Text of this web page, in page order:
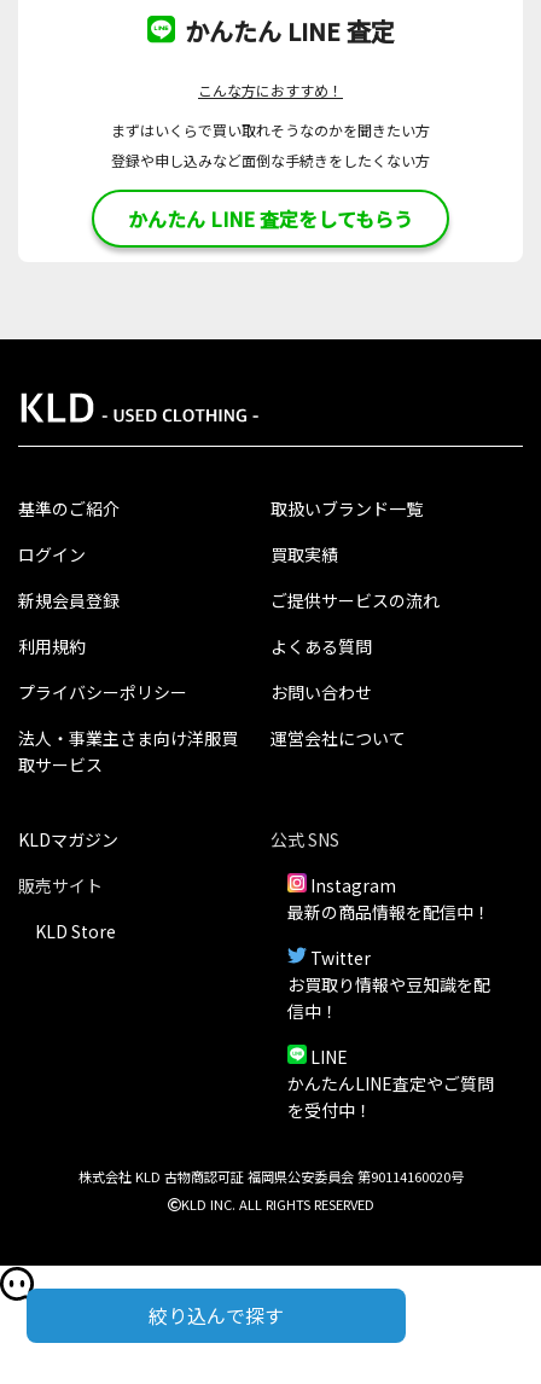
絞り込んで探す
かんたん LINE 査定
こんな方におすすめ！
まずはいくらで買い取れそうなのかを聞きたい方
登録や申し込みなど面倒な手続きをしたくない方
かんたん LINE 査定をしてもらう
基準のご紹介
ログイン
新規会員登録
利用規約
プライバシーポリシー
法人・事業主さま向け洋服買
取サービス
取扱いブランド一覧
買取実績
ご提供サービスの流れ
よくある質問
お問い合わせ
運営会社について
KLDマガジン
販売サイト
KLD Store
公式 SNS
Instagram
最新の商品情報を配信中！
Twitter
お買取り情報や豆知識を配
信中！
LINE
かんたんLINE査定やご質問
を受付中！
株式会社 KLD 古物商認可証 福岡県公安委員会 第90114160020号
KLD INC. ALL RIGHTS RESERVED